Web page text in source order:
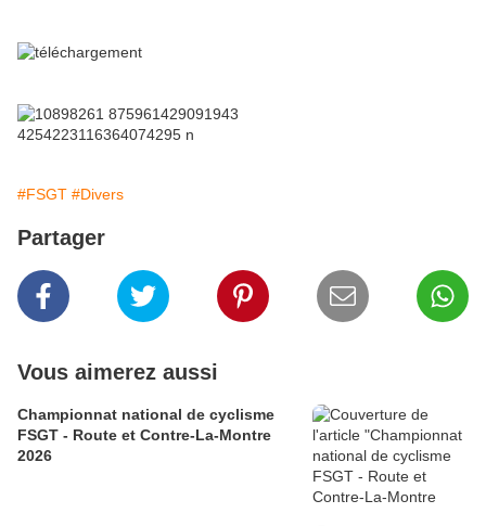
#FSGT #Divers
Partager
Vous aimerez aussi
Championnat national de cyclisme
FSGT - Route et Contre-La-Montre
2026